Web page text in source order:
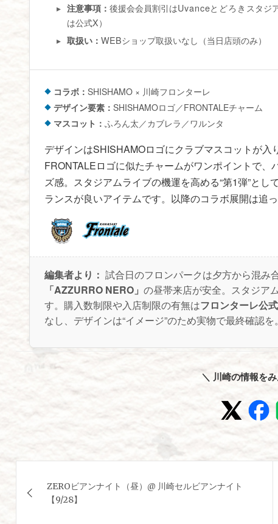
注意事項：後援会会員割引はUvanceとどろき スタジ
は公式X）
取扱い：WEBショップ取扱いなし（当日店頭のみ）
コラボ：SHISHAMO × 川崎フロンターレ
デザイン要素：SHISHAMOロゴ／FRONTALEチャーム
マスコット：ふろん太／カブレラ／ワルンタ
デザインはSHISHAMOロゴにクラブマスコットが入
FRONTALEロゴに似たチャームがワンポイントで、
ズ感。スタジアムライブの機運を高める“第1弾”とし
ランスが良いアイテムです。以降のコラボ展開は追っ
編集者より： 試合日のフロンパークは夕方から混み
「AZZURRO NERO」 の昼帯来店が安全。スタジアム
す。購入数制限や入店制限の有無はフロンターレ公
なし、デザインは“イメージ”のため実物で最終確認を。
＼ 川崎の情報を
稿
ZEROビアンナイト（昼）@ 川崎セルビアンナイト
【9/28】